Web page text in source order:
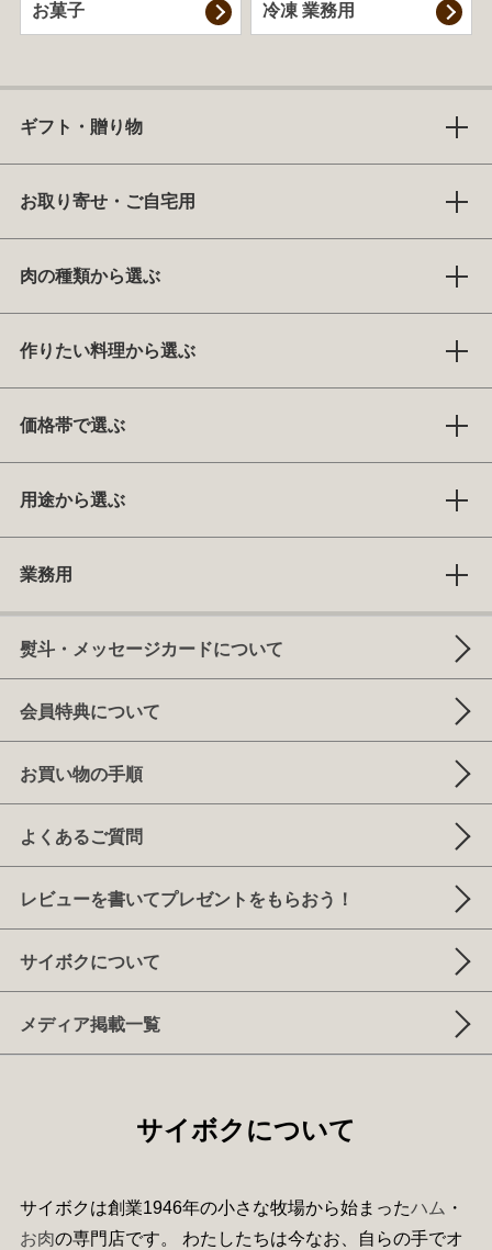
お菓子 冷凍 業務用
ギフト・贈り物
お取り寄せ・ご自宅用
肉の種類から選ぶ
作りたい料理から選ぶ
価格帯で選ぶ
用途から選ぶ
業務用
熨斗・メッセージカードについて
会員特典について
お買い物の手順
よくあるご質問
レビューを書いてプレゼントをもらおう！
サイボクについて
メディア掲載一覧
サイボクについて
サイボクは創業1946年の小さな牧場から始まったハム ・
お肉の専門店です。 わたしたちは今なお、自らの手でオ